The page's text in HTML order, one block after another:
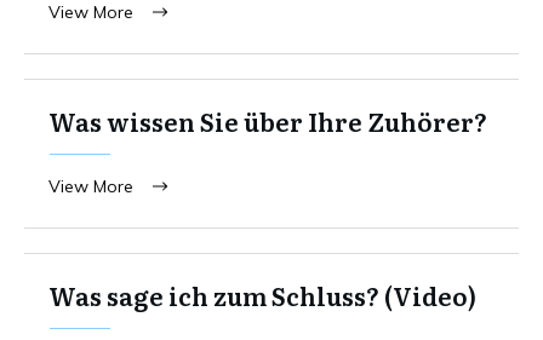
View More
Was wissen Sie über Ihre Zuhörer?
View More
Was sage ich zum Schluss? (Video)